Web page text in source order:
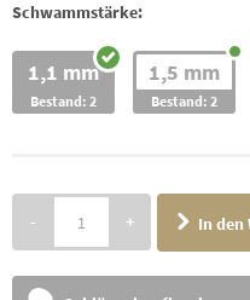
Schwammstärke:
1,1 mm
Bestand: 2
1,5 mm
Bestand: 2
- + In den